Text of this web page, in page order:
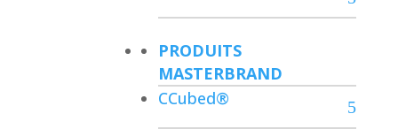
PRODUITS
MASTERBRAND
CCubed®